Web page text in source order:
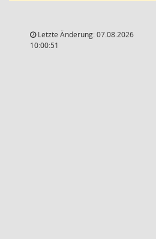
Letzte Änderung: 07.08.2026
10:00:51